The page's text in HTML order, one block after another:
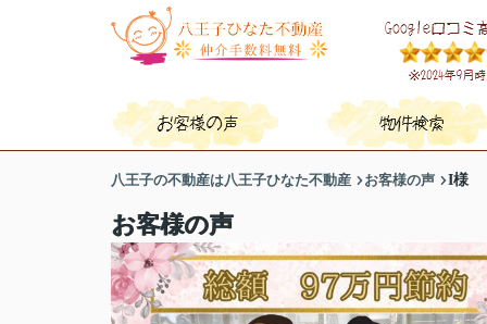
八王子の不動産は八王子ひなた不動産 お客様の声 I様
お客様の声